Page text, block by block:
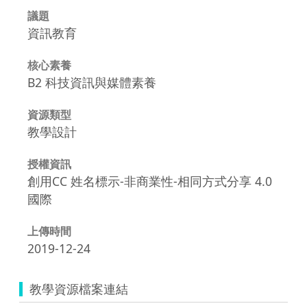
議題
資訊教育
核心素養
B2 科技資訊與媒體素養
資源類型
教學設計
授權資訊
創用CC 姓名標示-非商業性-相同方式分享 4.0
國際
上傳時間
2019-12-24
教學資源檔案連結